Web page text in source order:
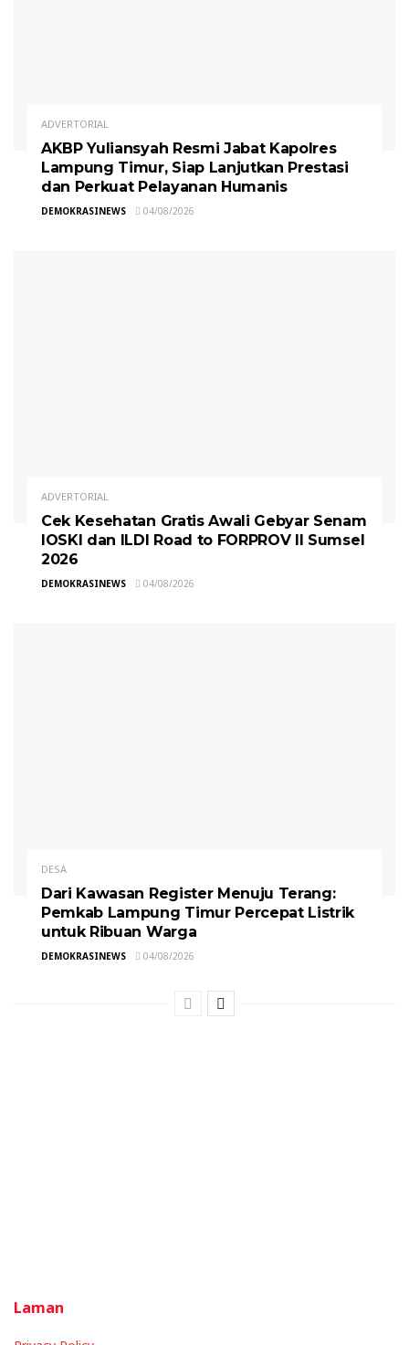
ADVERTORIAL
AKBP Yuliansyah Resmi Jabat Kapolres
Lampung Timur, Siap Lanjutkan Prestasi
dan Perkuat Pelayanan Humanis
DEMOKRASINEWS 04/08/2026
ADVERTORIAL
Cek Kesehatan Gratis Awali Gebyar Senam
IOSKI dan ILDI Road to FORPROV II Sumsel
2026
DEMOKRASINEWS 04/08/2026
DESA
Dari Kawasan Register Menuju Terang:
Pemkab Lampung Timur Percepat Listrik
untuk Ribuan Warga
DEMOKRASINEWS 04/08/2026
Laman